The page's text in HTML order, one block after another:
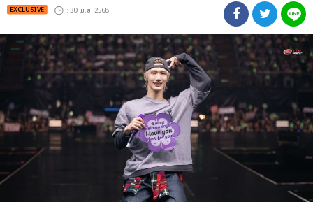
EXCLUSIVE : 30 เม.ย. 2568